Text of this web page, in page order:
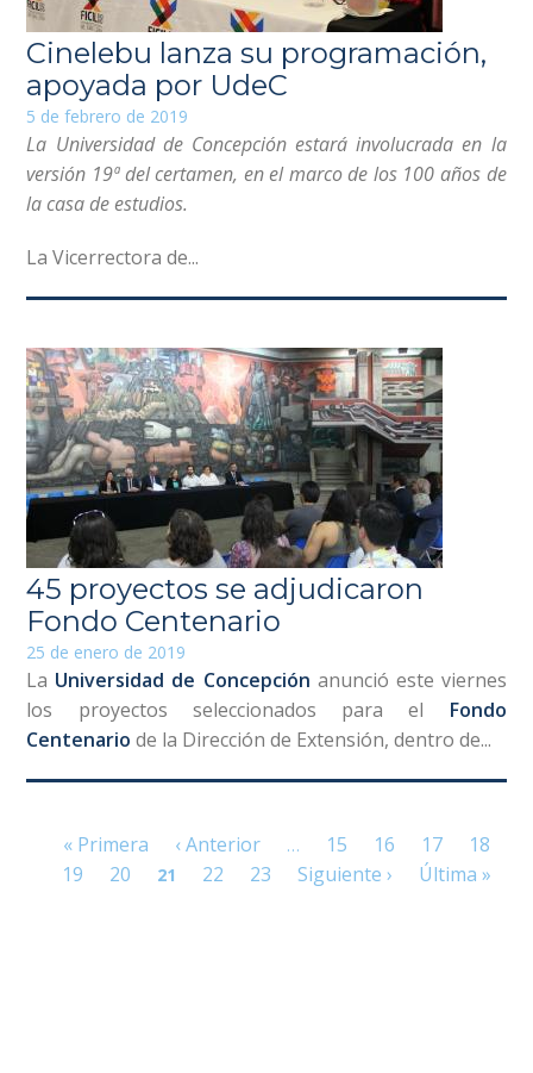
Cinelebu lanza su programación,
apoyada por UdeC
5 de febrero de 2019
La Universidad de Concepción estará involucrada en la
versión 19ª del certamen, en el marco de los 100 años de
la casa de estudios.
La Vicerrectora de...
45 proyectos se adjudicaron
Fondo Centenario
25 de enero de 2019
La Universidad de Concepción anunció este viernes
los proyectos seleccionados para el Fondo
Centenariode la Dirección de Extensión, dentro de...
Páginas
« Primera ‹ Anterior … 15 16 17
18
19
20 21 22 23 Siguiente › Última »